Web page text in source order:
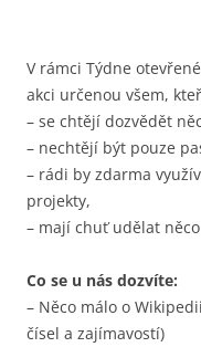
V rámci Týdne
akci určenou všem,
– se chtějí dozvědět
– nechtějí být pouze
– rádi by zdarma
projekty,
– mají chuť udělat
Co se u nás dozvíte:
– Něco málo o
čísel a zajímavostí)